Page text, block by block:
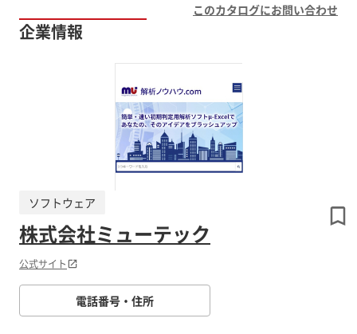
このカタログにお問い合わせ
企業情報
株式会社ミューテック
ソフトウェア
公式サイト
電話番号・住所